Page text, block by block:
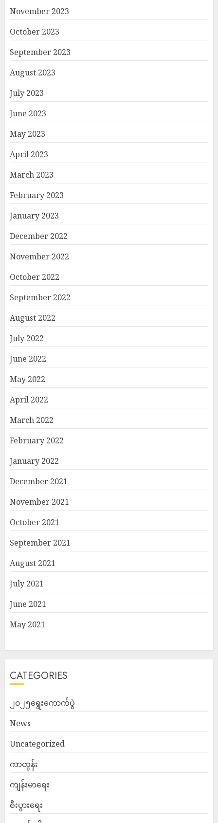
November 2023
October 2023
September 2023
August 2023
July 2023
June 2023
May 2023
April 2023
March 2023
February 2023
January 2023
December 2022
November 2022
October 2022
September 2022
August 2022
July 2022
June 2022
May 2022
April 2022
March 2022
February 2022
January 2022
December 2021
November 2021
October 2021
September 2021
August 2021
July 2021
June 2021
May 2021
CATEGORIES
၂၀၂၅ရွေးကောက်ပွဲ
News
Uncategorized
ကာတွန်း
ကျန်းမာရေး
စီးပွားရေး